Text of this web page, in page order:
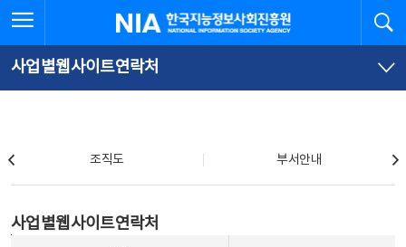
문
로
가
체
뉴
바
가
한국지능정보사회진흥원
사업별웹사이트연락처
조직도 부서안내
사업별웹사이트연락처